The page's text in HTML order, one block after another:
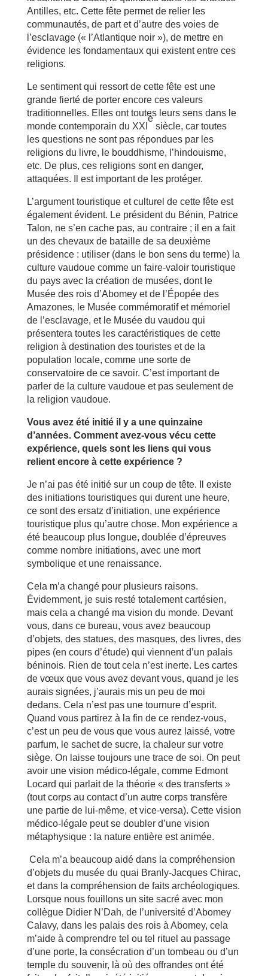
Antilles, etc. Cette fête permet de relier les
communautés, de part et d’autre des voies de
l’esclavage (« l’Atlantique noir »), de mettre en
évidence les fondamentaux qui existent entre ces
religions.
Le sentiment qui ressort de cette fête est une
grande fierté de porter encore ces valeurs
traditionnelles. Elles ont toutes leurs sens dans le
monde contemporain du XXI
e
siècle, car toutes
les questions ne sont pas répondues par les
religions du livre, le bouddhisme, l’hindouisme,
etc. De plus, ces religions sont en danger,
attaquées. Il est important de les protéger.
L’argument touristique et culturel de cette fête est
également évident. Le président du Bénin, Patrice
Talon, ne s’en cache pas, au contraire ; il en a fait
un des chevaux de bataille de sa deuxième
présidence : utiliser (dans le bon sens du terme) la
culture vaudoue comme un faire-valoir touristique
du pays avec la création de musées, dont le
Musée des rois d’Abomey et de l’Épopée des
Amazones, le Musée commémoratif et mémoriel
de l’esclavage, et le Musée du vaudou qui
présentera toutes les caractéristiques de cette
religion à destination des touristes et de la
population locale, comme une sorte de
conservatoire de ce savoir. C’est important de
parler de la culture vaudoue et pas seulement de
la religion vaudoue.
Vous avez été initié il y a une quinzaine
d’années. Comment avez-vous vécu cette
expérience, quels sont les liens qui vous
relient encore à cette expérience ?
Je n’ai pas été initié sur un coup de tête. Il existe
des initiations touristiques qui durent une heure,
ce sont des ersatz d’initiation, une expérience
touristique plus qu’autre chose. Mon expérience a
été beaucoup plus longue, doublée d’épreuves
comme nombre initiations, avec une mort
symbolique et une renaissance.
Cela m’a changé pour plusieurs raisons.
Évidemment, je suis resté totalement cartésien,
mais cela a changé ma vision du monde. Devant
vous, dans ce bureau, vous avez beaucoup
d’objets, des statues, des masques, des livres, des
pipes (en cours d’étude) qui viennent d’un palais
béninois. Rien de tout cela n’est inerte. Les cartes
de vœux que vous avez devant vous, quand je les
aurais signées, j’aurais mis un peu de moi
dedans. Cela n’est pas une tournure d’esprit.
Quand vous partirez à la fin de ce rendez-vous,
c’est un peu de vous que vous aurez laissé, votre
parfum, le sachet de sucre, la chaleur sur votre
siège. On laisse toujours une trace de soi. On peut
avoir une vision médico-légale, comme Edmont
Locard qui parlait de la théorie « des transferts »
(tout corps au contact d’un autre corps transfère
une partie de lui-même, et vice-versa). Cette vision
médico-légale peut se doubler d’une vision
métaphysique : la nature entière est animée.
Cela m’a beaucoup aidé dans la compréhension
d’objets du musée du quai Branly-Jacques Chirac,
et dans la compréhension de faits archéologiques.
Lorsque nous fouillons un site sacré avec mon
collègue Didier N’Dah, de l’université d’Abomey
Calavy, dans les palais des rois à Abomey, cela
m’aide à comprendre tel ou tel rituel au passage
d’une porte, la consécration d’un tombeau ou d’un
temple du souvenir, là où des offrandes ont été